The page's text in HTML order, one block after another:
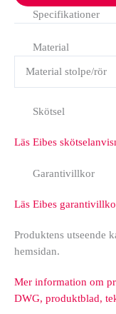
Specifikationer
Material
Material stolpe/rör
Skötsel
Läs Eibes
Garantivillkor
Läs Eibes
Produktens utseende
hemsidan.
Mer information om
DWG, produktblad,